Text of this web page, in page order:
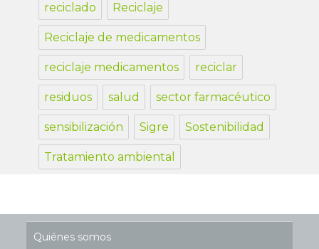
reciclado Reciclaje
Reciclaje de medicamentos
reciclaje medicamentos reciclar
residuos salud sector farmacéutico
sensibilización Sigre Sostenibilidad
Tratamiento ambiental
Quiénes somos